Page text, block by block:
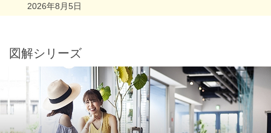
2026年8月5日
図解シリーズ